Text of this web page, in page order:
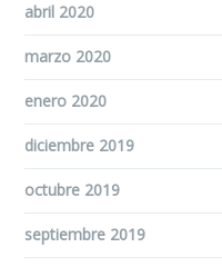
abril 2020
marzo 2020
enero 2020
diciembre 2019
octubre 2019
septiembre 2019